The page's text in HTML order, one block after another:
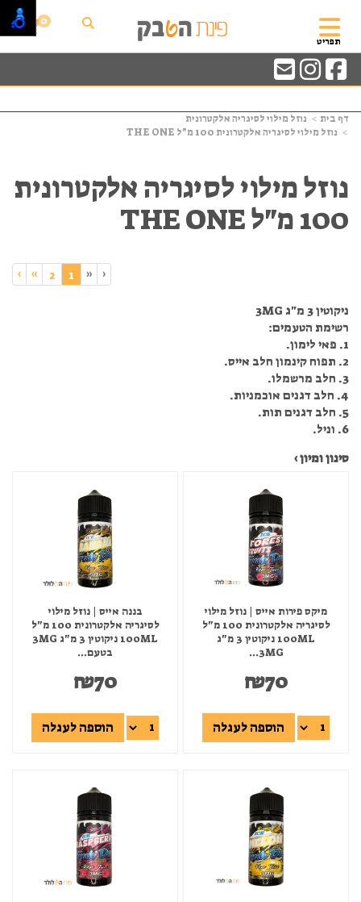
תפריט
0
דף בית
נוזל מילוי לסיגריה אלקטרונית
נוזל מילוי לסיגריה אלקטרונית 100 מ"ל THE ONE
נוזל מילוי לסיגריה אלקטרונית
100 מ"ל THE ONE
‹
«
1
2
»
›
ניקוטין 3 מ"ג 3MG
רשימת הטעמים:
1. פאי לימון.
2. תפוח קינמון חלב אייס.
3. חלב מרשמלו.
4. חלב דגנים אוכמניות.
5. חלב דגנים תות.
6. וניל.
סינון ומיון ›
מיקס פירות אייס | נוזל מילוי
לסיגריה אלקטרונית 100 מ"ל
100ML ניקוטין 3 מ"ג
3MG...
₪70
הוספה לעגלה
בננה אייס | נוזל מילוי
לסיגריה אלקטרונית 100 מ"ל
100ML ניקוטין 3 מ"ג 3MG
בטעם...
₪70
הוספה לעגלה